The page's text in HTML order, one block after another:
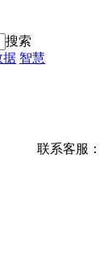
搜索
据 智慧
联系客服：